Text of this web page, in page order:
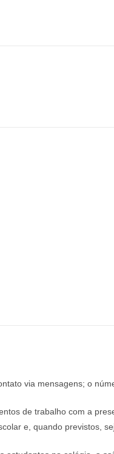
via mensagens; o
de trabalho com a
e, quando previstos,